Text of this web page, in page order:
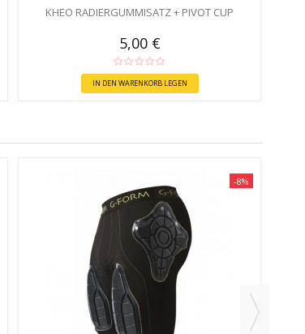
KHEO RADIERGUMMISATZ + PIVOT CUP
5,00 €
IN DEN WARENKORB LEGEN
-8%